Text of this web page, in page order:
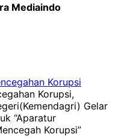
Mediaindo
Korupsi,
Gelar
“Aparatur
Korupsi”